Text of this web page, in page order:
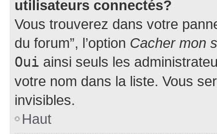
utilisateurs connectés?
Vous trouverez dans votre
du forum”, l’option Cacher mon
Oui ainsi seuls les
votre nom dans la liste. Vous
invisibles.
Haut